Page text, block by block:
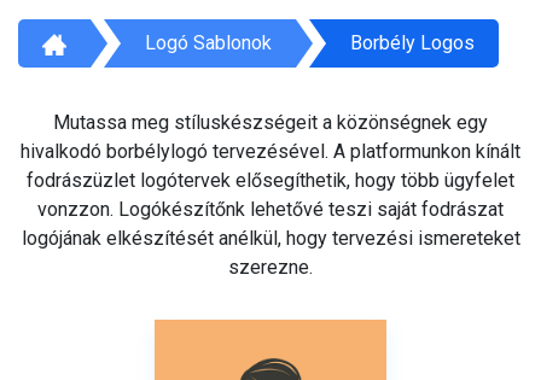
Logó Sablonok Borbély Logos
Mutassa meg stíluskészségeit a közönségnek egy
hivalkodó borbélylogó tervezésével. A platformunkon kínált
fodrászüzlet logótervek elősegíthetik, hogy több ügyfelet
vonzzon. Logókészítőnk lehetővé teszi saját fodrászat
logójának elkészítését anélkül, hogy tervezési ismereteket
szerezne.